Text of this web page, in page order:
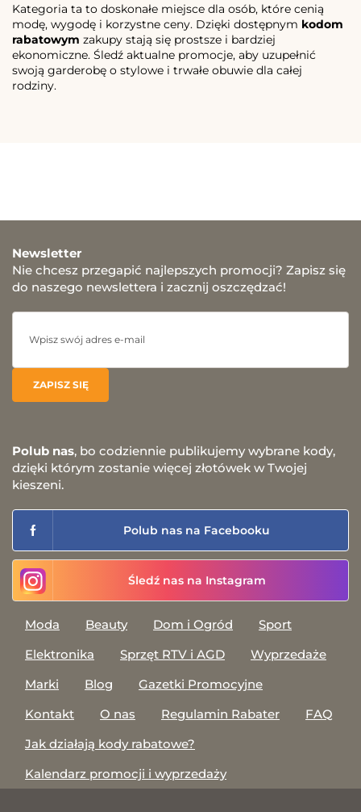
Kategoria ta to doskonałe miejsce dla osób, które cenią
modę, wygodę i korzystne ceny. Dzięki dostępnym kodom
rabatowym zakupy stają się prostsze i bardziej
ekonomiczne. Śledź aktualne promocje, aby uzupełnić
swoją garderobę o stylowe i trwałe obuwie dla całej
rodziny.
Newsletter
Nie chcesz przegapić najlepszych promocji? Zapisz się
do naszego newslettera i zacznij oszczędzać!
Polub nas, bo codziennie publikujemy wybrane kody,
dzięki którym zostanie więcej złotówek w Twojej
kieszeni.
Polub nas na Facebooku
Śledź nas na Instagram
Moda Beauty Dom i Ogród
Sport
Elektronika
Sprzęt RTV i AGD
Wyprzedaże
Marki
Blog
Gazetki Promocyjne
Kontakt
O nas Regulamin Rabater
FAQ
Jak działają kody rabatowe?
Kalendarz promocji i wyprzedaży